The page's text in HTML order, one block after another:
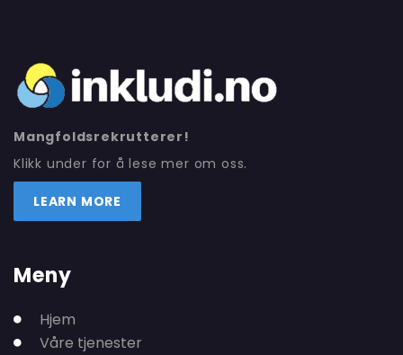
Mangfoldsrekrutterer!
Klikk under for å lese mer om oss.
LEARN MORE
Meny
Hjem
Våre tjenester